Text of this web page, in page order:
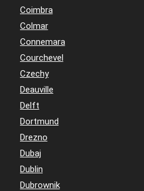
Coimbra
Colmar
Connemara
Courchevel
Czechy
Deauville
Delft
Dortmund
Drezno
Dubaj
Dublin
Dubrownik